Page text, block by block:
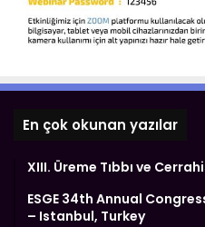
En çok okunan yazılar
XIII. Üreme Tıbbı ve
ESGE 34th Annual
– Istanbul, Turkey